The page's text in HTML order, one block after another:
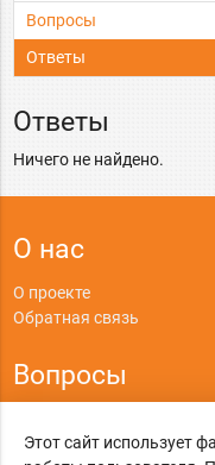
Вопросы
Ответы
Ответы
Ничего не найдено.
О нас
О проекте
Обратная связь
Вопросы
Политика
Этот сайт использует